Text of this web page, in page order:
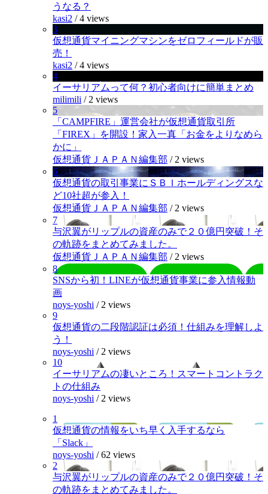
うなる？
kasi2 /4 views
3
仮想通貨マイニングマシンをゼロフィールドが販
売！
kasi2 /4 views
4
イーサリアムって何？初心者向けに簡単まとめ
milimili / 2 views
5
「CAMPFIRE」運営会社が仮想通貨取引所
「FIREX」を開設！家入一真「お金をよりなめら
かに」
仮想通貨ＪＡＰＡＮ編集部 / 2 views
6
仮想通貨の取引事業にＳＢＩホールディングスな
ど10社超が参入！
仮想通貨ＪＡＰＡＮ編集部 / 2 views
7
与沢翼がリップルの資産のみで２０億円突破！そ
の軌跡をまとめてみました。
仮想通貨ＪＡＰＡＮ編集部 / 2 views
8
SNSから初！LINEが仮想通貨事業に参入情報動
画
noys-yoshi / 2 views
9
仮想通貨の二段階認証は必須！仕組みを理解しよ
う！
noys-yoshi / 2 views
10
イーサリアムの凄いところ！スマートコントラク
トの仕組み
noys-yoshi / 2 views
1
仮想通貨の情報をいち早く入手するなら
「Slack」
noys-yoshi /62 views
2
与沢翼がリップルの資産のみで２０億円突破！そ
の軌跡をまとめてみました。